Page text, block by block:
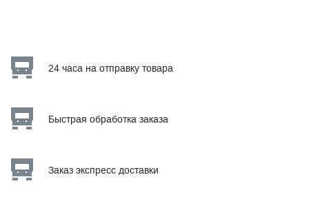
24 часа на отправку товара
Быстрая обработка заказа
Заказ экспресс доставки